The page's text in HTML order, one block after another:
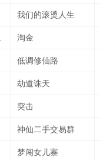
我们的滚烫人生
淘金
低调修仙路
劫道诛天
突击
神仙二手交易群
梦闯女儿寨